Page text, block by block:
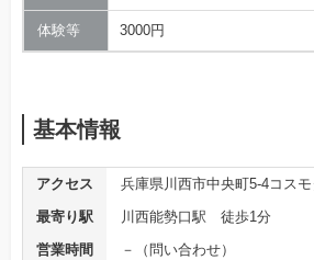
体験等 3000円
基本情報
アクセス
兵庫県川西市中央町5-4コス
最寄り駅
川西能勢口駅 徒歩1分
営業時間
－（問い合わせ）